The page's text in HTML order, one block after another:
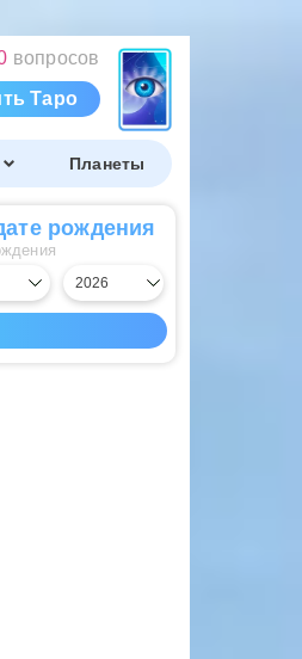
вопросов
Таро
Планеты
рождения